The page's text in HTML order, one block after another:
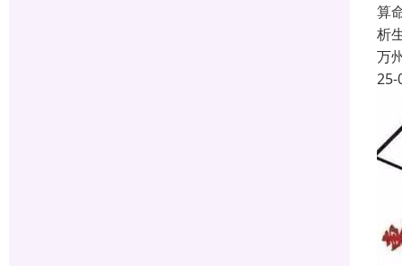
算
析
万
25-